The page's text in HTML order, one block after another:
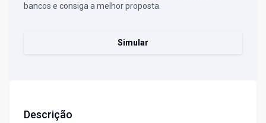
bancos e consiga a melhor proposta.
Simular
Descrição